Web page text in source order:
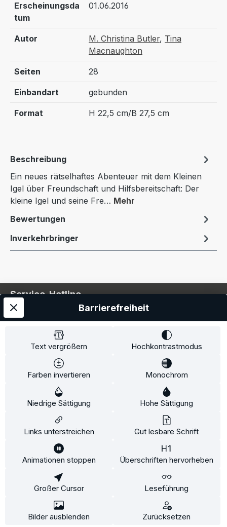
Erscheinungsda
tum
01.06.2016
Autor M. Christina Butler, Tina
Macnaughton
Seiten 28
Einbandart gebunden
Format H 22,5 cm/B 27,5 cm
Beschreibung
Ein neues rätselhaftes Abenteuer mit dem Kleinen
Igel über Freundschaft und Hilfsbereitschaft: Der
kleine Igel und seine Fre… Mehr
Bewertungen
Inverkehrbringer
Service-Hotline
Service
Information
* Alle Preise inkl. gesetzl. Mehrwertsteuer zzgl.
und ggf. Nachnahmegebühren, wenn
Text vergrößern Hochkontrastmodus
Farben invertieren Monochrom
Niedrige Sättigung Hohe Sättigung
Links unterstreichen Gut lesbare Schrift
Animationen stoppen Überschriften hervorheben
Großer Cursor Leseführung
Bilder ausblenden Zurücksetzen
Barrierefreiheit
Diese Website verwendet Cookies, um eine bestmögliche
Erfahrung bieten zu können.
Mehr Informationen ...
Nur technisch notwendige
Alle Cookies akzeptieren